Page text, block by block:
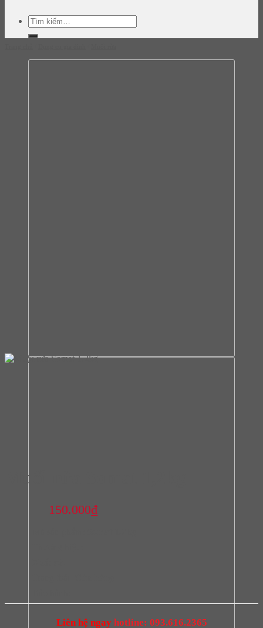
Tìm
kiếm:
Muối rửa Somat 1,2kg
150.000₫
Liên hệ ngay hotline: 093.616.2365